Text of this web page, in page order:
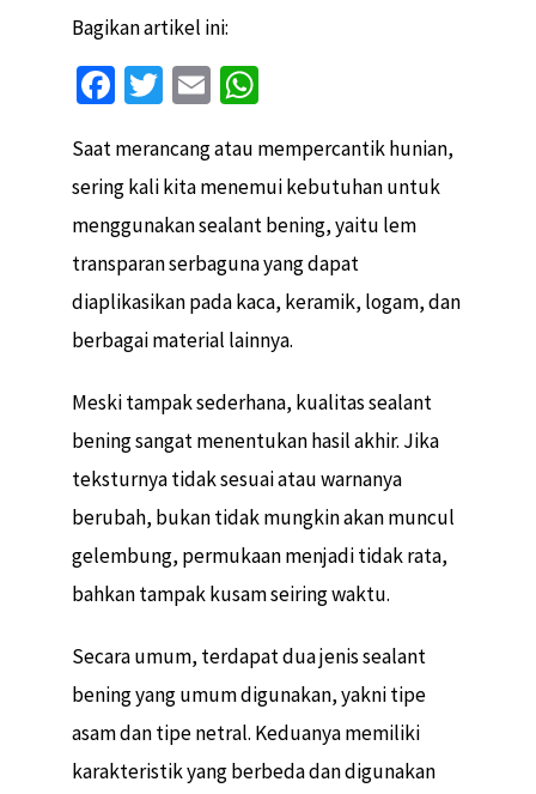
Bagikan artikel ini:
Fa
b
o
o
k
T
tt
er
E
ai
l
W
at
sA
p
p
Saat merancang atau mempercantik hunian,
sering kali kita menemui kebutuhan untuk
menggunakan sealant bening, yaitu lem
transparan serbaguna yang dapat
diaplikasikan pada kaca, keramik, logam, dan
berbagai material lainnya.
Meski tampak sederhana, kualitas sealant
bening sangat menentukan hasil akhir. Jika
teksturnya tidak sesuai atau warnanya
berubah, bukan tidak mungkin akan muncul
gelembung, permukaan menjadi tidak rata,
bahkan tampak kusam seiring waktu.
Secara umum, terdapat dua jenis sealant
bening yang umum digunakan, yakni tipe
asam dan tipe netral. Keduanya memiliki
karakteristik yang berbeda dan digunakan